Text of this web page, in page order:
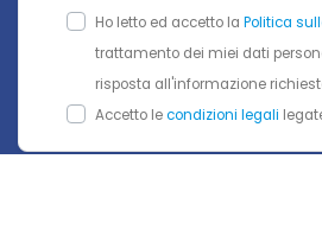
Ho letto ed accetto la Politica
trattamento dei miei dati
risposta all'informazione
Accetto lecondizioni legali